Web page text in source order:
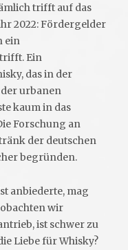
trifft auf das
2022: Fördergelder
ein
Ein
das in der
urbanen
kaum in das
Forschung an
der deutschen
begründen.
anbiederte, mag
wir
ist schwer zu
Liebe für Whisky?